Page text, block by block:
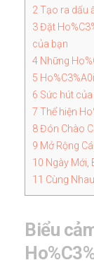
2Tạo ra dấu
3Đặt
của bạn
4 Những
5
6 Sức hút của
7 Thể hiện
8Đón Chào
9 Mở Rộng
10 Ngày Mới,
11 Cùng
Biểu